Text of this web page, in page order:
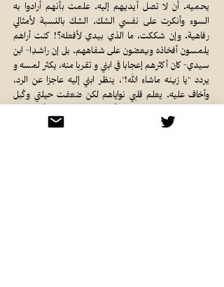
يحميه. أن لا تصل أيديهم إليه. علمت بأنهم أرادوا به
السوء وأنكرت على نفسي الشك. الشك بالنسبة لأمثالي
رفاهية. وإن شككت، ما الذي بيدي لأفعله؟! كنت أراهم
يلمسون أفخاذه ويعضون على شفاههم. بل إن راشدِا- ابن
سيدي- كان أكثرهم إعجابا في ابني و تقربا منه، يكثر لمسه و
يردد "يا زينه ماشاء الله!"، ينظر ابني إليه عاجزا عن الرد،
وأخاف عليه. يعلم قلبي نواياهم لكن ضعفت حيلتي وكُبل
وتركت قلبي مع فلذة كبدي، لم يبق في جوفي شيء لأستبقيه